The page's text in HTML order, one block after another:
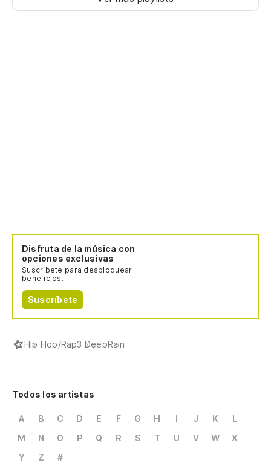
Disfruta de la música con
opciones exclusivas
Suscríbete para desbloquear
beneficios.
Suscríbete
Hip Hop/Rap3 DeepRain
Todos los artistas
A B C D E F G H I J K
L
M
N O P Q R S T U V W
X
Y
Z #